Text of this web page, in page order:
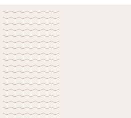
meegeven van het
God vraagt geen